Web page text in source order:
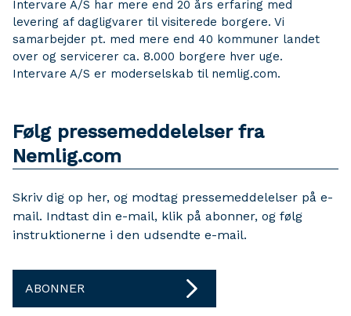
Intervare A/S har mere end 20 års erfaring med
levering af dagligvarer til visiterede borgere. Vi
samarbejder pt. med mere end 40 kommuner landet
over og servicerer ca. 8.000 borgere hver uge.
Intervare A/S er moderselskab til nemlig.com.
Følg pressemeddelelser fra
Nemlig.com
Skriv dig op her, og modtag pressemeddelelser på e-
mail. Indtast din e-mail, klik på abonner, og følg
instruktionerne i den udsendte e-mail.
ABONNER